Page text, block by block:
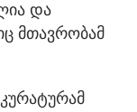
და
მთავრობამ